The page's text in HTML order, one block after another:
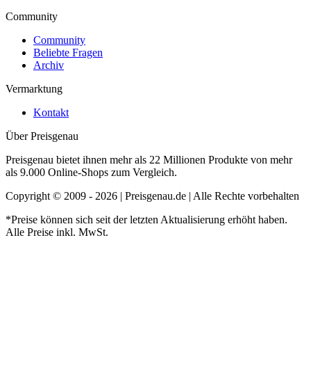
Community
Community
Beliebte Fragen
Archiv
Vermarktung
Kontakt
Über Preisgenau
Preisgenau bietet ihnen mehr als 22 Millionen Produkte von mehr
als 9.000 Online-Shops zum Vergleich.
Copyright © 2009 - 2026 | Preisgenau.de | Alle Rechte vorbehalten
*Preise können sich seit der letzten Aktualisierung erhöht haben.
Alle Preise inkl. MwSt.